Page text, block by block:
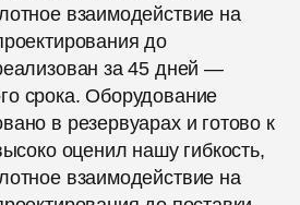
взаимодействие на
до
за 45 дней —
срока. Оборудование
в резервуарах и готово к
оценил нашу гибкость,
взаимодействие на